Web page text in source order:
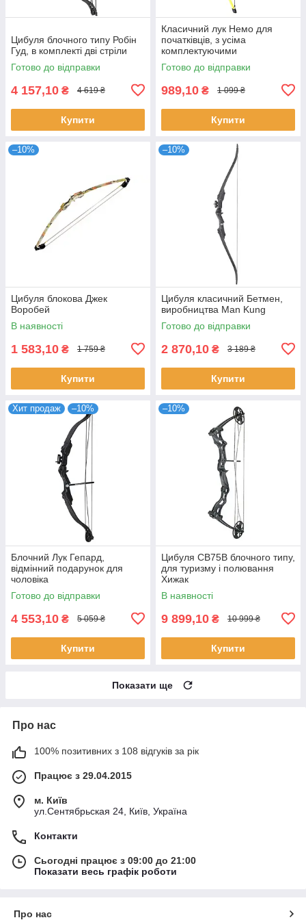
Цибуля блочного типу Робін
Гуд, в комплекті дві стріли
Готово до відправки
4 157,10 ₴ 4 619 ₴
Купити
Класичний лук Немо для
початківців, з усіма
комплектуючими
Готово до відправки
989,10 ₴ 1 099 ₴
Купити
–10%
Цибуля блокова Джек
Воробей
В наявності
1 583,10 ₴ 1 759 ₴
Купити
–10%
Цибуля класичний Бетмен,
виробництва Man Kung
Готово до відправки
2 870,10 ₴ 3 189 ₴
Купити
Хит продаж –10%
Блочний Лук Гепард,
відмінний подарунок для
чоловіка
Готово до відправки
4 553,10 ₴ 5 059 ₴
Купити
–10%
Цибуля CB75B блочного типу,
для туризму і полювання
Хижак
В наявності
9 899,10 ₴ 10 999 ₴
Купити
Показати ще
Про нас
100% позитивних з 108 відгуків за рік
Працює з 29.04.2015
м. Київ
ул.Сентябрьская 24, Київ, Україна
Контакти
Сьогодні працює з 09:00 до 21:00
Показати весь графік роботи
Про нас